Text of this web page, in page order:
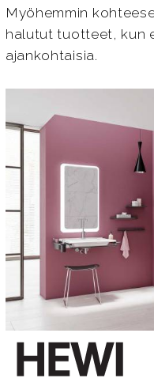
Myöhemmin
halutut tuotteet, kun
ajankohtaisia.